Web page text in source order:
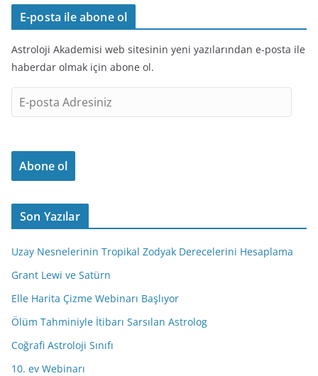
E-posta ile abone ol
Astroloji Akademisi web sitesinin yeni yazılarından e-posta ile
haberdar olmak için abone ol.
-
o
t
a
r
e
n
i
Abone ol
Son Yazılar
Uzay Nesnelerinin Tropikal Zodyak Derecelerini Hesaplama
Grant Lewi ve Satürn
Elle Harita Çizme Webinarı Başlıyor
Ölüm Tahminiyle İtibarı Sarsılan Astrolog
Coğrafi Astroloji Sınıfı
10. ev Webinarı